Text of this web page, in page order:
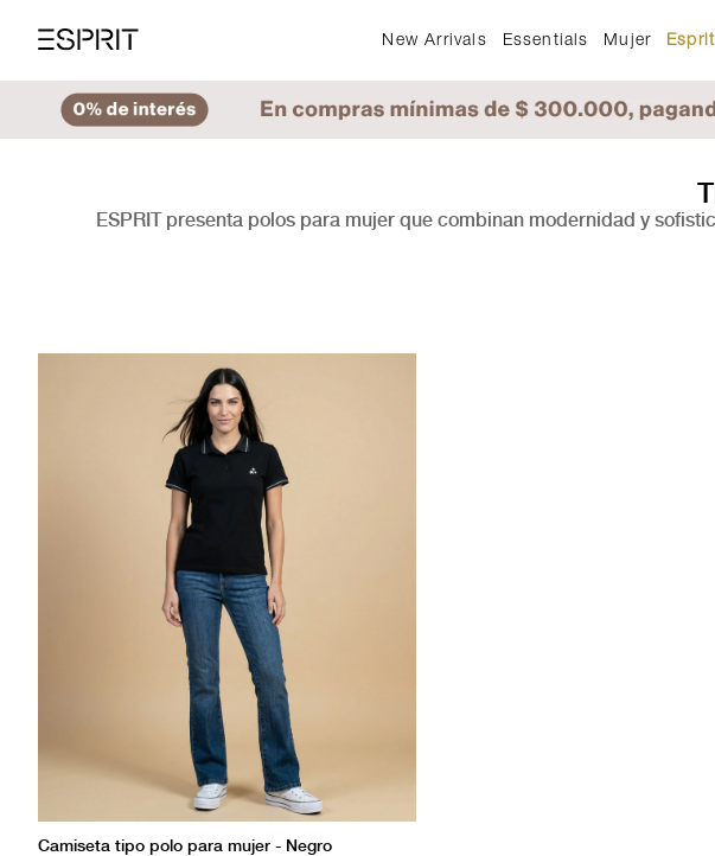
New Arrivals Essentials Mujer
ESPRIT presenta polos para mujer que combinan modernidad y
Camiseta tipo polo para mujer - Negro